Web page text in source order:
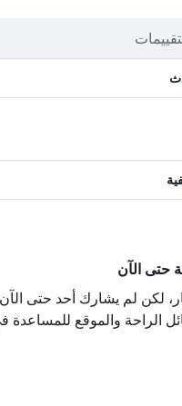
حتى الآن
لكن لم يشارك أحد حتى
الراحة والموقع للمساعدة